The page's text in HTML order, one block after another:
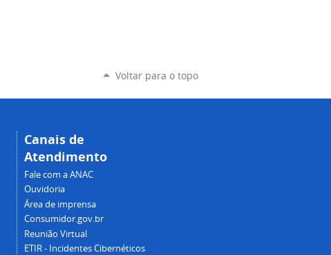
Voltar para o topo
Canais de
Atendimento
Fale com a ANAC
Ouvidoria
Área de imprensa
Consumidor.gov.br
Reunião Virtual
ETIR - Incidentes Cibernéticos